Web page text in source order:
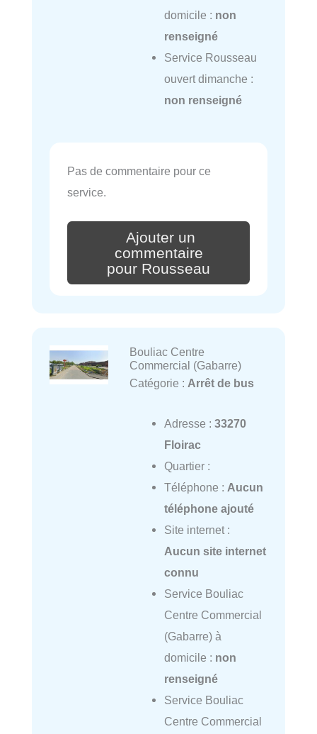
domicile : non
renseigné
Service Rousseau
ouvert dimanche :
non renseigné
Pas de commentaire pour ce
service.
Ajouter un
commentaire
pour Rousseau
Bouliac Centre
Commercial (Gabarre)
Catégorie : Arrêt de bus
Adresse : 33270
Floirac
Quartier :
Téléphone : Aucun
téléphone ajouté
Site internet :
Aucun site internet
connu
Service Bouliac
Centre Commercial
(Gabarre) à
domicile : non
renseigné
Service Bouliac
Centre Commercial